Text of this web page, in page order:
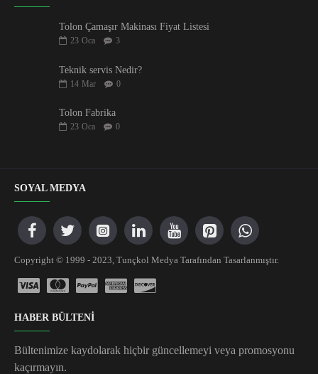
Tolon Çamaşır Makinası Fiyat Listesi
23 Oca 3
Teknik servis Nedir?
14 Mar 0
Tolon Fabrika
23 Oca 0
SOYAL MEDYA
Copyright © 1999 - 2023, Tunçkol Medya Tarafından Tasarlanmıştır.
HABER BÜLTENİ
Bültenimize kaydolarak hiçbir güncellemeyi veya promosyonu
kaçırmayın.